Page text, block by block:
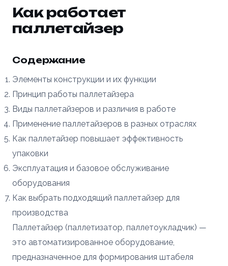
Как работает
паллетайзер
Содержание
Элементы конструкции и их функции
Принцип работы паллетайзера
Виды паллетайзеров и различия в работе
Применение паллетайзеров в разных отраслях
Как паллетайзер повышает эффективность
упаковки
Эксплуатация и базовое обслуживание
оборудования
Как выбрать подходящий паллетайзер для
производства
Паллетайзер (паллетизатор, паллетоукладчик) —
это автоматизированное оборудование,
предназначенное для формирования штабеля